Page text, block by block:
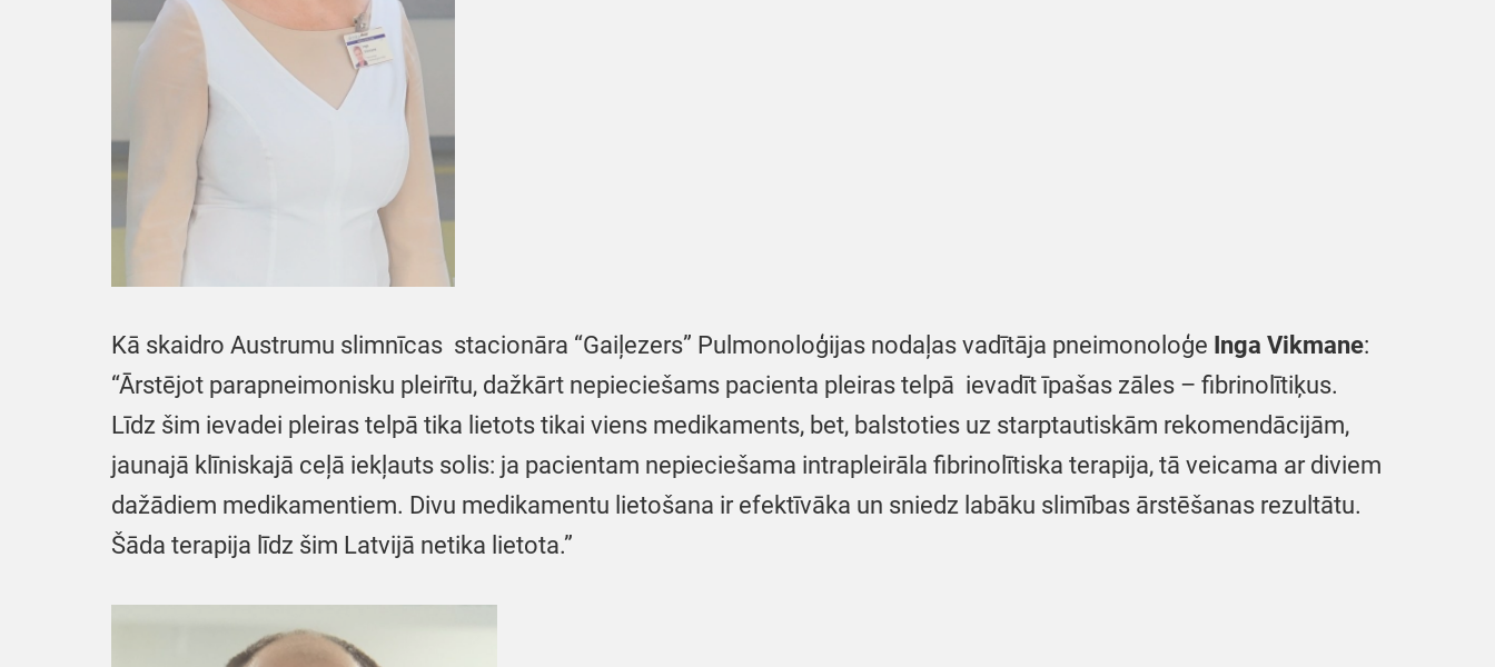
Kā skaidro Austrumu slimnīcas stacionāra “Gaiļezers” Pulmonoloģijas nodaļas vadītāja pneimonoloģe Inga Vikmane:
“Ārstējot parapneimonisku pleirītu, dažkārt nepieciešams pacienta pleiras telpā ievadīt īpašas zāles – fibrinolītiķus.
Līdz šim ievadei pleiras telpā tika lietots tikai viens medikaments, bet, balstoties uz starptautiskām rekomendācijām,
jaunajā klīniskajā ceļā iekļauts solis: ja pacientam nepieciešama intrapleirāla fibrinolītiska terapija, tā veicama ar diviem
dažādiem medikamentiem. Divu medikamentu lietošana ir efektīvāka un sniedz labāku slimības ārstēšanas rezultātu.
Šāda terapija līdz šim Latvijā netika lietota.”